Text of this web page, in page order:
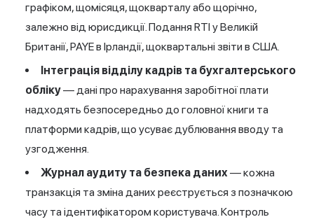
графіком, щомісяця, щокварталу або щорічно,
залежно від юрисдикції. Подання RTI у Великій
Британії, PAYE в Ірландії, щоквартальні звіти в США.
Інтеграція відділу кадрів та бухгалтерського
обліку— дані про нарахування заробітної плати
надходять безпосередньо до головної книги та
платформи кадрів, що усуває дублювання вводу та
узгодження.
Журнал аудиту та безпека даних— кожна
транзакція та зміна даних реєструється з позначкою
часу та ідентифікатором користувача. Контроль